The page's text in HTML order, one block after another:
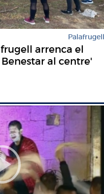
Palafrugell
arrenca el
al centre'